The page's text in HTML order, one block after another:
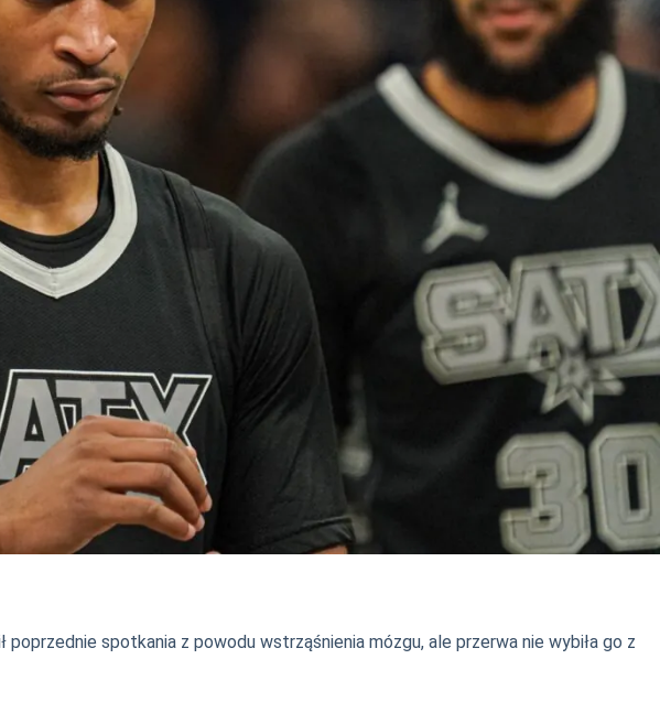
poprzednie spotkania z powodu wstrząśnienia mózgu, ale przerwa nie wybiła go z